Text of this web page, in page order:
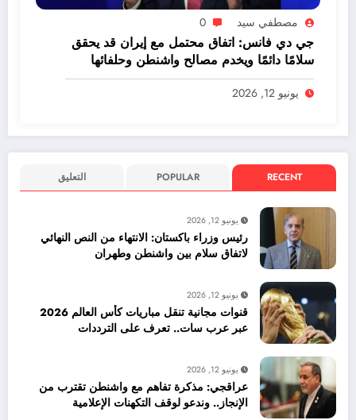
مصطفي سيد 0
جي دي فانس: اتفاق محتمل مع إيران قد يحقق
سلامًا دائمًا ويخدم مصالح واشنطن وحلفائها
يونيو 12, 2026
RECENT
POPULAR التعليق
يونيو 12, 2026
رئيس وزراء باكستان: الانتهاء من النص النهائي
لاتفاق سلام بين واشنطن وطهران
يونيو 12, 2026
قنوات مجانية تنقل مباريات كأس العالم 2026
عبر عرب سات.. تعرف على الترددات
يونيو 12, 2026
عراقجي: مذكرة تفاهم مع واشنطن تقترب من
الإنجاز.. وندعو لوقف التكهنات الإعلامية